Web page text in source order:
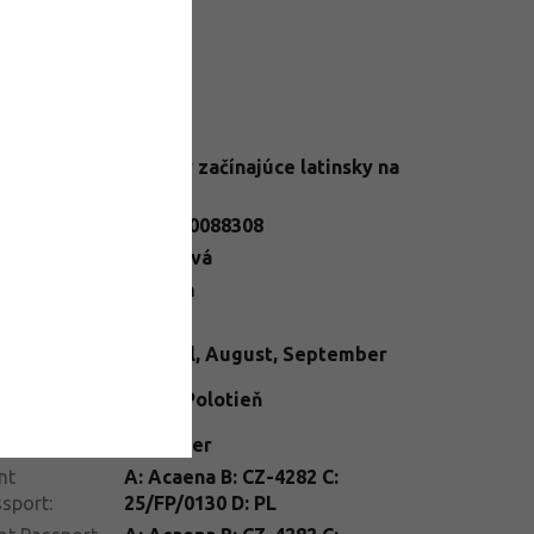
Trvalky začínajúce latinsky na
2284900088308
Oranžová
0-10 cm
Júl, August, September
Polotieň
kontajner
:
A: Acaena B: CZ-4282 C:
25/FP/0130 D: PL